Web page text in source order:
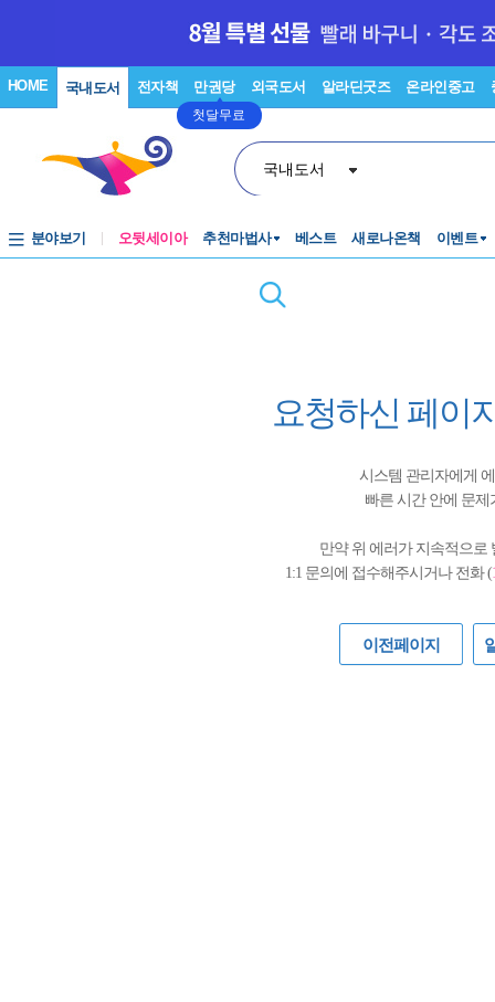
HOME 국내도서 전자책 만권당
첫달무료
외국도서 알라딘굿즈 온라인중고
국내도서
분야보기 오뒷세이아 추천마법사 베스트 새로나온책 이벤트
요청하신 페이
시스템 관리자에게
빠른 시간 안에 문
만약 위 에러가 지속적으로
1:1 문의에 접수해주시거나 전화 (
이전페이지